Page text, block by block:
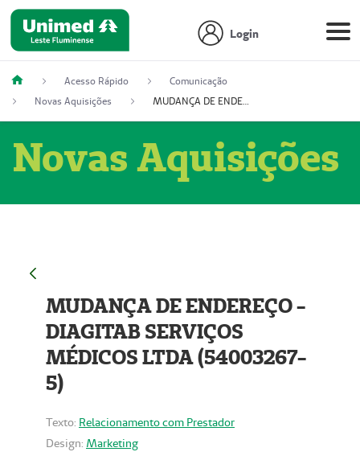
Login
Acesso Rápido
Comunicação
Novas Aquisições
MUDANÇA DE ENDEREÇO - DIAGITAB SERVIÇOS MÉDICOS LTDA (54003267-5)
Novas Aquisições
MUDANÇA DE ENDEREÇO -
DIAGITAB SERVIÇOS
MÉDICOS LTDA (54003267-
5)
Texto: Relacionamento com Prestador
Design: Marketing